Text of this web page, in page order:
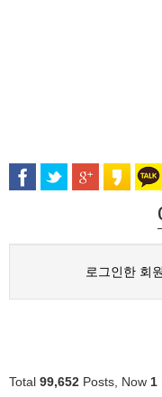
로그인한 회
Total 99,652 Posts, Now 1